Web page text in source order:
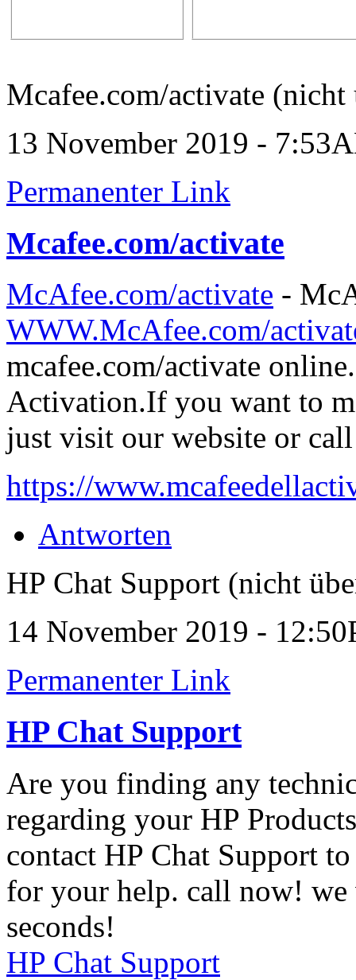
Mcafee.com/activate
13 November 2019 -
Permanenter Link
Mcafee.com/activate
McAfee.com/activate -
WWW.McAfee.com/
mcafee.com/activate
Activation.If you want to
just visit our website or
https://
Antworten
HP Chat Support (nicht
14 November 2019 -
Permanenter Link
HP Chat Support
Are you finding any
regarding your HP
contact HP Chat Support
for your help. call now!
seconds!
HP Chat Support